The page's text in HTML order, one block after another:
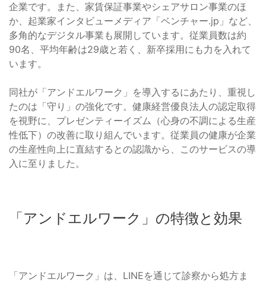
企業です。また、家賃保証事業やシェアサロン事業のほ
か、起業家インタビューメディア「ベンチャー.jp」など、
多角的なデジタル事業も展開しています。従業員数は約
90名、平均年齢は29歳と若く、新卒採用にも力を入れて
います。
同社が「アンドエルワーク」を導入するにあたり、重視し
たのは「守り」の強化です。健康経営優良法人の認定取得
を視野に、プレゼンティーイズム（心身の不調による生産
性低下）の改善に取り組んでいます。従業員の健康が企業
の生産性向上に直結するとの認識から、このサービスの導
入に至りました。
「アンドエルワーク」の特徴と効果
「アンドエルワーク」は、LINEを通じて診察から処方ま